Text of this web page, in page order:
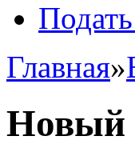
Главная»
Новый